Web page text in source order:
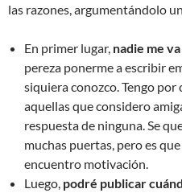
las razones, argumentándolo
En primer lugar, nadie me
pereza ponerme a escribir
siquiera conozco. Tengo
aquellas que considero
respuesta de ninguna. Se
muchas puertas, pero es
encuentro motivación.
Luego, podré publicar